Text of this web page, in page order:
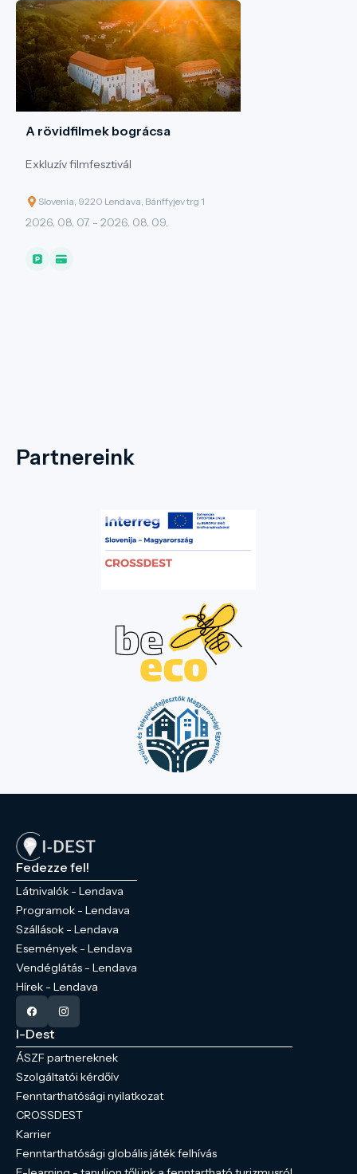
A rövidfilmek bográcsa
Exkluzív filmfesztivál
Slovenia, 9220 Lendava, Bánffyjev trg 1
2026. 08. 07. - 2026. 08. 09.
Partnereink
Fedezze fel!
Látnivalók - Lendava
Programok - Lendava
Szállások - Lendava
Események - Lendava
Vendéglátás - Lendava
Hírek - Lendava
I-Dest
ÁSZF partnereknek
Szolgáltatói kérdőív
Fenntarthatósági nyilatkozat
CROSSDEST
Karrier
Fenntarthatósági globális játék felhívás